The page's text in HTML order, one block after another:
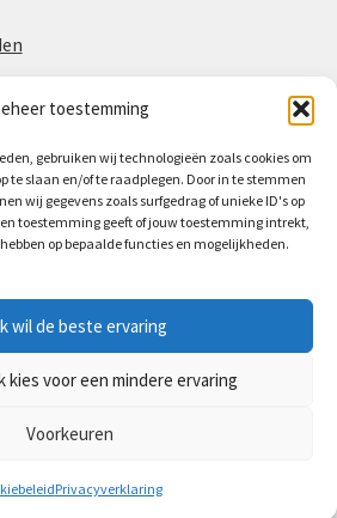
toestemming
gebruiken wij technologieën zoals cookies om
te slaan en/of te raadplegen. Door in te stemmen
wij gegevens zoals surfgedrag of unieke ID's op
toestemming geeft of jouw toestemming intrekt,
op bepaalde functies en mogelijkheden.
wil de beste ervaring
kies voor een mindere ervaring
Voorkeuren
Privacyverklaring
2026
met WooCommerce.